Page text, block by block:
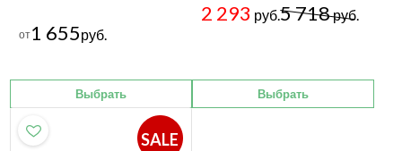
от1 655руб.
Выбрать
2 293 руб.5 718руб.
Выбрать
SALE